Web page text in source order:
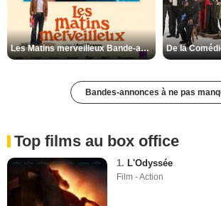
Les Matins merveilleux Bande-annonce VF
Bandes-annonces à ne pas
Top films au box office
1. L'Odyssée
Film - Action